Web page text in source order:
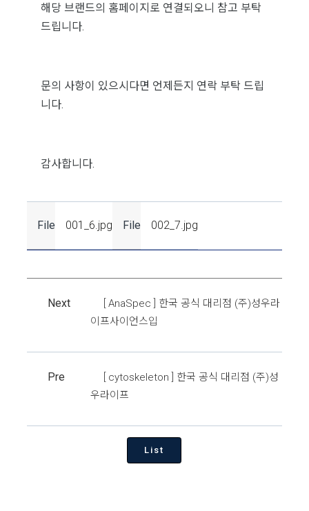
해당 브랜드의 홈페이지로 연결되오니 참고 부탁
드립니다.
문의 사항이 있으시다면 언제든지 연락 부탁 드립
니다.
감사합니다.
File 001_6.jpg File 002_7.jpg
Next
[ AnaSpec ] 한국 공식 대리점 (주)성우라
이프사이언스입
Pre
[ cytoskeleton ] 한국 공식 대리점 (주)성
우라이프
List